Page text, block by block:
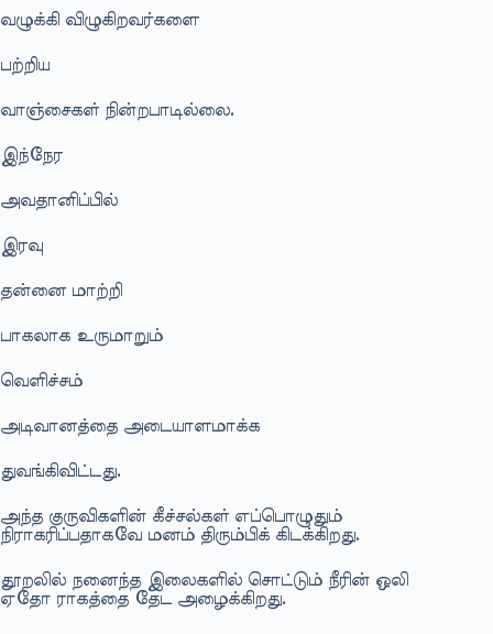
வழுக்கி விழுகிறவர்களை
பற்றிய
வாஞ்சைகள் நின்றபாடில்லை.
இந்நேர
அவதானிப்பில்
இரவு
தன்னை மாற்றி
பாகலாக உருமாறும்
வெளிச்சம்
அடிவானத்தை அடையாளமாக்க
துவங்கிவிட்டது.
அந்த குருவிகளின் கீச்சல்கள் எப்பொழுதும்
நிராகரிப்பதாகவே மனம் திரும்பிக் கிடக்கிறது.
தூறலில் நனைந்த இலைகளில் சொட்டும் நீரின் ஒலி
ஏதோ ராகத்தை தேட அழைக்கிறது.